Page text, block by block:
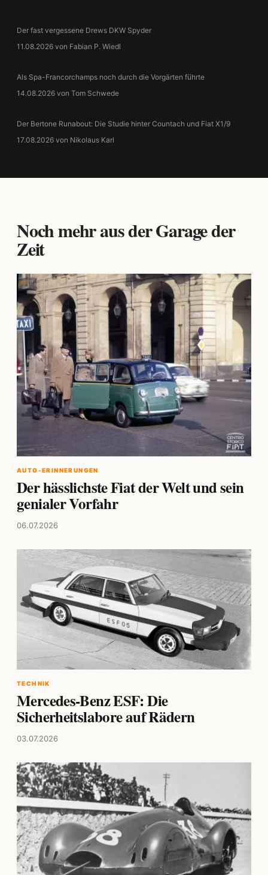
Der fast vergessene Drews DKW Spyder
11.08.2026 von Fabian P. Wiedl
Als Spa-Francorchamps noch durch die Vorgärten führte
14.08.2026 von Tom Schwede
Der Bertone Runabout: Die Studie hinter Countach und Fiat X1/9
17.08.2026 von Nikolaus Karl
Noch mehr aus der Garage der
Zeit
AUTO-ERINNERUNGEN
Der hässlichste Fiat der Welt und sein
genialer Vorfahr
06.07.2026
TECHNIK
Mercedes-Benz ESF: Die
Sicherheitslabore auf Rädern
03.07.2026